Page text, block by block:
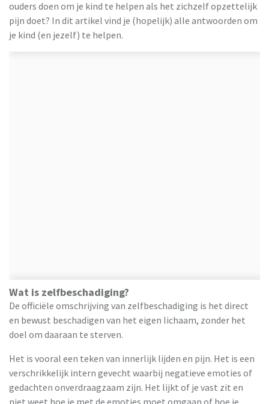
ouders doen om je kind te helpen als het zichzelf opzettelijk
pijn doet? In dit artikel vind je (hopelijk) alle antwoorden om
je kind (en jezelf) te helpen.
Wat is zelfbeschadiging?
De officiële omschrijving van zelfbeschadiging is het direct
en bewust beschadigen van het eigen lichaam, zonder het
doel om daaraan te sterven.
Het is vooral een teken van innerlijk lijden en pijn. Het is een
verschrikkelijk intern gevecht waarbij negatieve emoties of
gedachten onverdraagzaam zijn. Het lijkt of je vast zit en
niet weet hoe je met de emoties moet omgaan of hoe je